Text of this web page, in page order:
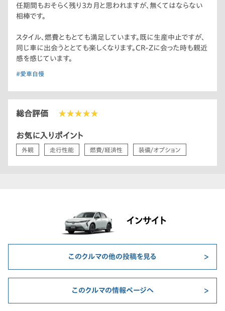
任期間もおそらく残り3カ月と思われますが、無くてはならない
相棒です。
スタイル、燃費ともとても満足しています。既に生産中止ですが、
同じ車に出会うととても楽しくなります。CR-Zに会った時も親近
感を感じています。
#愛車自慢
総合評価 ★★★★★
お気に入りポイント
外観 走行性能 燃費/経済性 装備/オプション
インサイト
このクルマの他の投稿を見る
このクルマの情報ページへ